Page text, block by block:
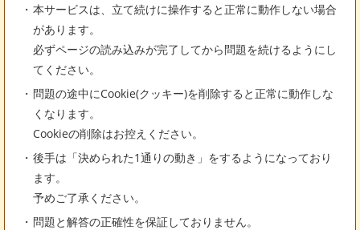
本サービスは、立て続けに操作すると正常に動作しない場合
があります。
必ずページの読み込みが完了してから問題を続けるようにし
てください。
問題の途中にCookie(クッキー)を削除すると正常に動作しな
くなります。
Cookieの削除はお控えください。
後手は「決められた1通りの動き」をするようになっており
ます。
予めご了承ください。
問題と解答の正確性を保証しておりません。